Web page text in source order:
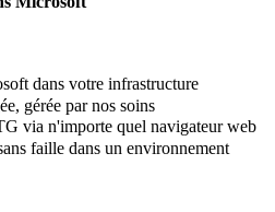
dans votre infrastructure
gérée par nos soins
via n'importe quel navigateur web
faille dans un environnement